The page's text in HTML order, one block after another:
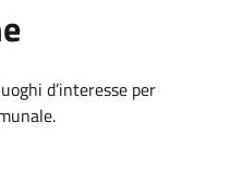
d’interesse per